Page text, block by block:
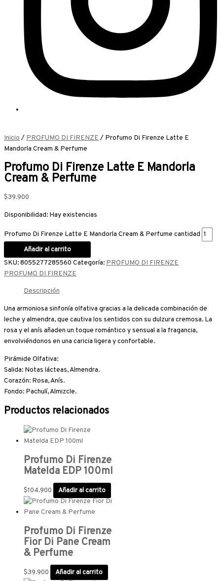
Inicio/ PROFUMO DI FIRENZE/ Profumo Di Firenze Latte E
Mandorla Cream & Perfume
Profumo Di Firenze Latte E Mandorla
Cream & Perfume
$39.900
Disponibilidad: Hay existencias
Profumo Di Firenze Latte E Mandorla Cream & Perfume cantidad
Añadir al carrito
SKU:8055277285560 Categoría: PROFUMO DI FIRENZE
PROFUMO DI FIRENZE
Descripción
Una armoniosa sinfonía olfativa gracias a la delicada combinación de
leche y almendra, que cautiva los sentidos con su dulzura cremosa. La
rosa y el anís añaden un toque romántico y sensual a la fragancia,
envolviéndonos en una caricia ligera y confortable.
Pirámide Olfativa:
Salida: Notas lácteas, Almendra.
Corazón: Rosa, Anís.
Fondo: Pachulí, Almizcle.
Productos relacionados
Profumo Di Firenze
Matelda EDP 100ml
$104.900 Añadir al carrito
Profumo Di Firenze
Fior Di Pane Cream
& Perfume
$39.900 Añadir al carrito